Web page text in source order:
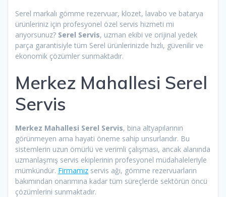
Serel markalı gömme rezervuar, klozet, lavabo ve batarya
ürünleriniz için profesyonel özel servis hizmeti mi
arıyorsunuz? Serel Servis, uzman ekibi ve orijinal yedek
parça garantisiyle tüm Serel ürünlerinizde hızlı, güvenilir ve
ekonomik çözümler sunmaktadır.
Merkez Mahallesi Serel
Servis
Merkez Mahallesi Serel Servis, bina altyapılarının
görünmeyen ama hayati öneme sahip unsurlarıdır. Bu
sistemlerin uzun ömürlü ve verimli çalışması, ancak alanında
uzmanlaşmış servis ekiplerinin profesyonel müdahaleleriyle
mümkündür. Firmamız servis ağı, gömme rezervuarların
bakımından onarımına kadar tüm süreçlerde sektörün öncü
çözümlerini sunmaktadır.